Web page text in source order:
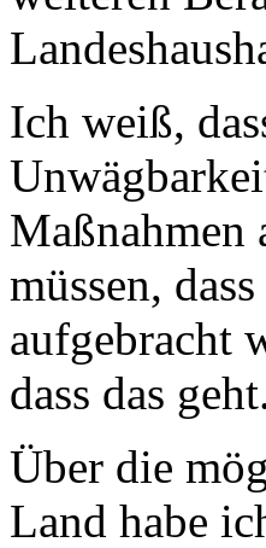
Ich weiß,
Maßnahmen
müssen,
aufgebracht
dass das
Über die
Land habe